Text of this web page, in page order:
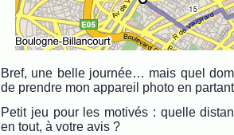
Bref, une belle journée… mais quel
de prendre mon appareil photo en
Petit jeu pour les motivés : quelle
en tout, à votre avis ?